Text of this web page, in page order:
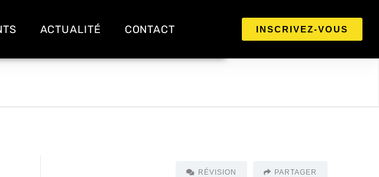
ACTUALITÉ CONTACT INSCRIVEZ-VOUS
RÉVISION PARTAGER